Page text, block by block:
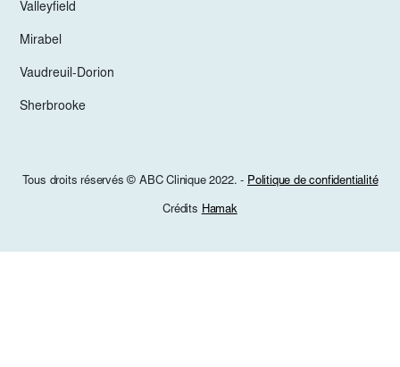
Valleyfield
Mirabel
Vaudreuil-Dorion
Sherbrooke
Tous droits réservés © ABC Clinique 2022. - Politique de confidentialité
Crédits Hamak